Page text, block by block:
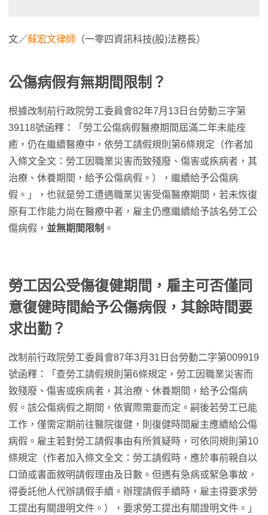
文／蘇宏文律師 （一零四資訊科技(股)法務長）
公傷病假有無期間限制？
根據改制前行政院勞工委員會82年7月13日台勞動三字第
39118號函釋：「勞工公傷病假醫療期間屆滿二年未能痊
癒，仍在繼續醫療中，依勞工請假規則第6條規定（作者加
入條文全文：勞工因職業災害而致殘廢、傷害或疾病者，其
治療、休養期間，給予公傷病假。），繼續給予公傷病
假。」，也就是勞工遭遇職業災害受傷醫療期間，若未恢復
原有工作能力尚在醫療中者，雇主仍應繼續給予該名勞工公
傷病假， 並無期間限制 。
勞工因公受傷復健期間，雇主可否僅同
意復健時間給予公傷病假，其餘時間要
求出勤？
改制前行政院勞工委員會87年3月31日台勞動二字第009919
號函釋：「查勞工請假規則第6條規定，勞工因職業災害而
致殘廢、傷害或疾病者，其治療、休養期間，給予公傷病
假。該公傷病假之期間，依實際需要而定。嗣後若勞工已能
工作，僅需定期前往醫院復健，則復健時間雇主應續給公傷
病假。雇主若對勞工請假事由有所質疑時，可依同規則第10
條規定（作者加入條文全文：勞工請假時，應於事前親自以
口頭或書面敘明請假理由及日數。但遇有急病或緊急事故，
得委託他人代辦請假手續。辦理請假手續時，雇主得要求勞
工提出有關證明文件。），要求勞工提出有關證明文件。」